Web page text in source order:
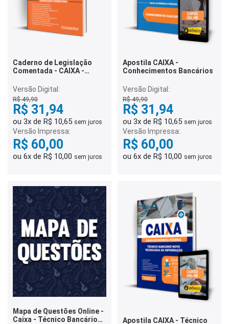
Caderno de Legislação
Comentada - CAIXA -
Versão Digital:
R$ 49,90
R$ 31,94
ou 3x de R$ 10,65 sem juros
Versão Impressa:
R$ 60,00
ou 6x de R$ 10,00 sem juros
Apostila CAIXA -
Conhecimentos Bancários
Versão Digital:
R$ 49,90
R$ 31,94
ou 3x de R$ 10,65 sem juros
Versão Impressa:
R$ 60,00
ou 6x de R$ 10,00 sem juros
Mapa de Questões Online -
Caixa - Técnico Bancário
Apostila CAIXA - Técnico